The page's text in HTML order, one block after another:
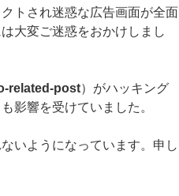
トされ迷惑な広告画面が全面
大変ご迷惑をおかけしまし
related-post）がハッキング
影響を受けていました。
いようになっています。申し